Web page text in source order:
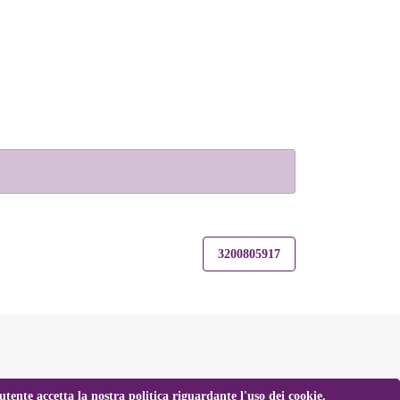
3200805917
accetta la nostra politica riguardante l'uso dei cookie.